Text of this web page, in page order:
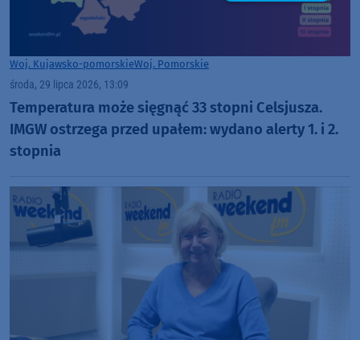
Woj. Kujawsko-pomorskieWoj. Pomorskie
środa, 29 lipca 2026, 13:09
Temperatura może sięgnąć 33 stopni Celsjusza.
IMGW ostrzega przed upałem: wydano alerty 1. i 2.
stopnia